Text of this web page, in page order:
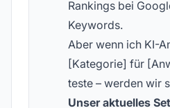
Rankings bei
Keywords.
Aber wenn ich KI-
[Kategorie] für
teste – werden wir
Unser aktuelles